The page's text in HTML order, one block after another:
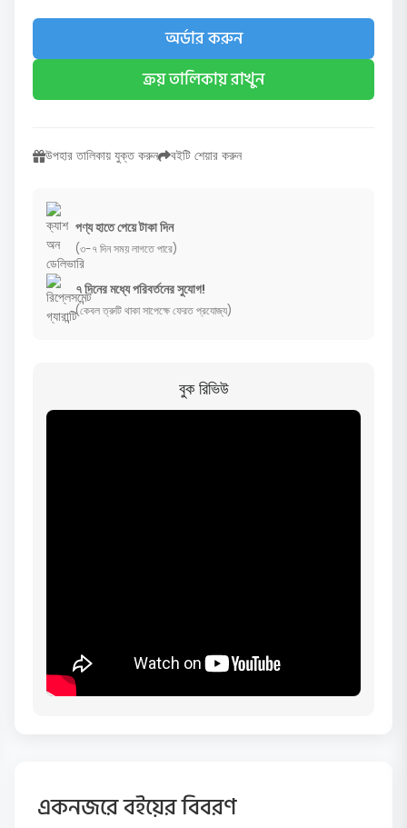
অর্ডার করুন
ক্রয় তালিকায় রাখুন
উপহার তালিকায় যুক্ত করুন বইটি শেয়ার করুন
পণ্য হাতে পেয়ে টাকা দিন
(৩-৭ দিন সময় লাগতে পারে)
৭ দিনের মধ্যে পরিবর্তনের সুযোগ!
(কেবল ত্রুটি থাকা সাপেক্ষে ফেরত প্রযোজ্য)
বুক রিভিউ
একনজরে বইয়ের বিবরণ